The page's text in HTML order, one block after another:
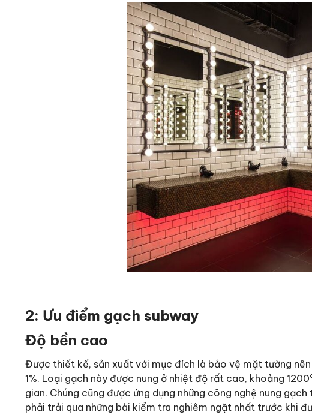
2: Ưu điểm gạch subway
Độ bền cao
Được thiết kế, sản xuất với mục đích là bảo vệ mặt tường
1%. Loại gạch này được nung ở nhiệt độ rất cao, khoảng
gian. Chúng cũng được ứng dụng những công nghệ nung
phải trải qua những bài kiểm tra nghiêm ngặt nhất trước khi